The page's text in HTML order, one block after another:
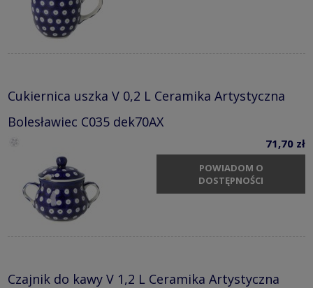
Cukiernica uszka V 0,2 L Ceramika Artystyczna
Bolesławiec C035 dek70AX
71,70 zł
POWIADOM O
DOSTĘPNOŚCI
Czajnik do kawy V 1,2 L Ceramika Artystyczna